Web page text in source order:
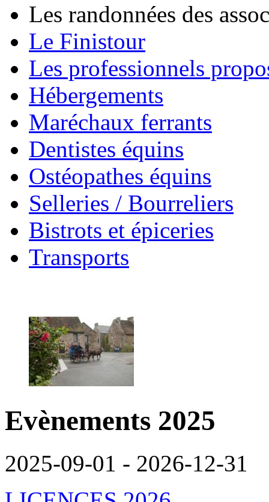
Les randonnées des
Le Finistour
Les professionnels
Hébergements
Maréchaux ferrants
Dentistes équins
Ostéopathes équins
Selleries / Bourreliers
Bistrots et épiceries
Transports
Evènements 2025
2025-09-01 - 2026-12-31